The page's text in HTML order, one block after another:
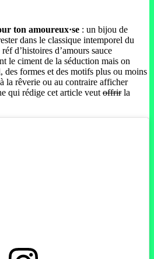
ton amoureux·se : un bijou de
dans le classique intemporel du
d’histoires d’amours sauce
le ciment de la séduction mais on
des formes et des motifs plus ou moins
la rêverie ou au contraire afficher
qui rédige cet article veut offrirla